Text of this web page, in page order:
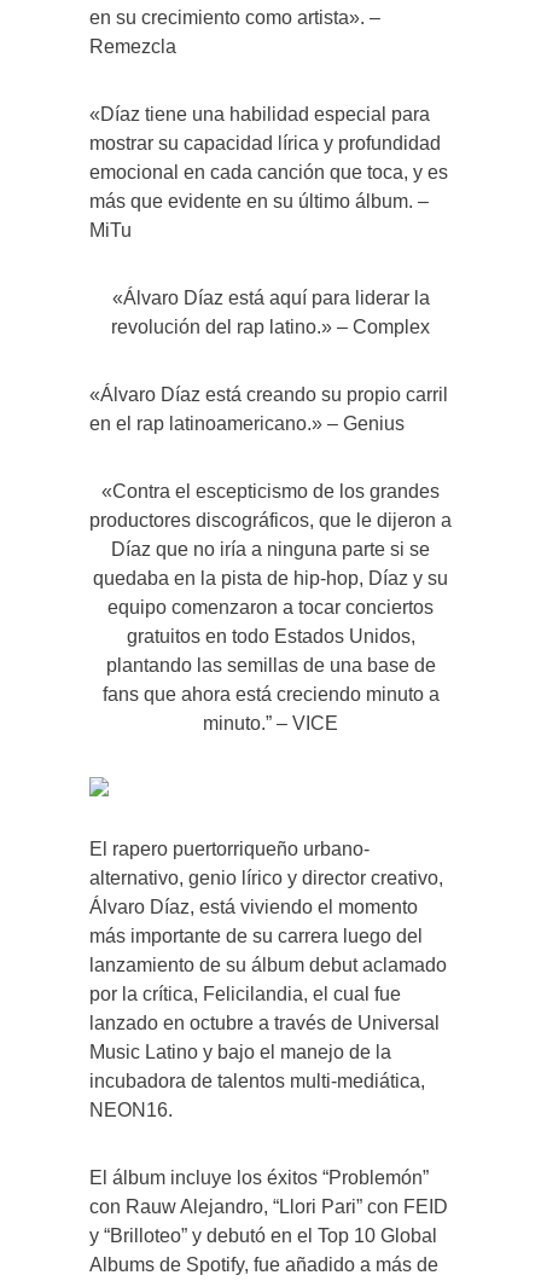
en su crecimiento como artista». –
Remezcla
«Díaz tiene una habilidad especial para
mostrar su capacidad lírica y profundidad
emocional en cada canción que toca, y es
más que evidente en su último álbum. –
MiTu
«Álvaro Díaz está aquí para liderar la
revolución del rap latino.» – Complex
«Álvaro Díaz está creando su propio carril
en el rap latinoamericano.» – Genius
«Contra el escepticismo de los grandes
productores discográficos, que le dijeron a
Díaz que no iría a ninguna parte si se
quedaba en la pista de hip-hop, Díaz y su
equipo comenzaron a tocar conciertos
gratuitos en todo Estados Unidos,
plantando las semillas de una base de
fans que ahora está creciendo minuto a
minuto.” – VICE
El rapero puertorriqueño urbano-
alternativo, genio lírico y director creativo,
Álvaro Díaz, está viviendo el momento
más importante de su carrera luego del
lanzamiento de su álbum debut aclamado
por la crítica, Felicilandia, el cual fue
lanzado en octubre a través de Universal
Music Latino y bajo el manejo de la
incubadora de talentos multi-mediática,
NEON16.
El álbum incluye los éxitos “Problemón”
con Rauw Alejandro, “Llori Pari” con FEID
y “Brilloteo” y debutó en el Top 10 Global
Albums de Spotify, fue añadido a más de